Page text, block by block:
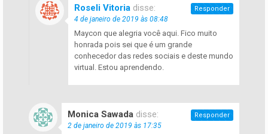
Roseli Vitoria disse:
4 de janeiro de 2019 às 08:48
Maycon que alegria você aqui. Fico muito
honrada pois sei que é um grande
conhecedor das redes sociais e deste mundo
virtual. Estou aprendendo.
Responder
Monica Sawada disse:
2 de janeiro de 2019 às 17:35
Responder